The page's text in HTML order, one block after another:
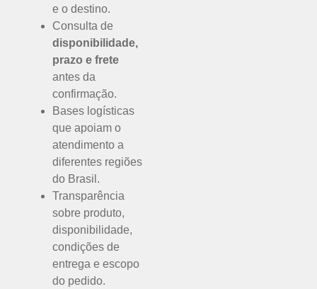
e o destino.
Consulta de
disponibilidade,
prazo e frete
antes da
confirmação.
Bases logísticas
que apoiam o
atendimento a
diferentes regiões
do Brasil.
Transparência
sobre produto,
disponibilidade,
condições de
entrega e escopo
do pedido.